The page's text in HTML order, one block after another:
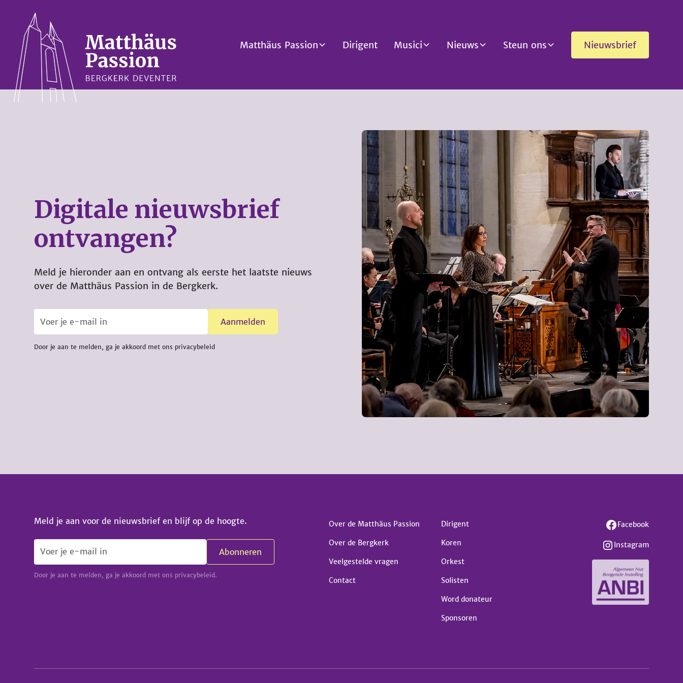
Matthäus Passion Dirigent Musici Nieuws Steun ons Nieuwsbrief
Digitale nieuwsbrief
ontvangen?
Meld je hieronder aan en ontvang als eerste het laatste nieuws
over de Matthäus Passion in de Bergkerk.
Door je aan te melden, ga je akkoord met ons privacybeleid
Meld je aan voor de nieuwsbrief en blijf op de hoogte.
Door je aan te melden, ga je akkoord met ons privacybeleid.
Over de Matthäus Passion
Over de Bergkerk
Veelgestelde vragen
Contact
Dirigent
Koren
Orkest
Solisten
Word donateur
Sponsoren
Facebook
Instagram